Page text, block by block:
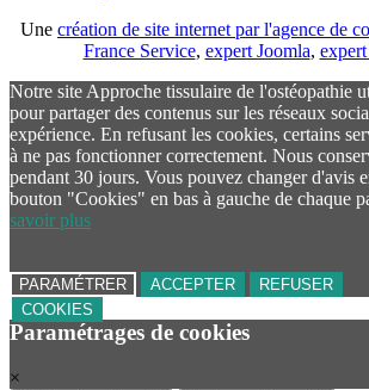
Une création de site internet par l'agence de
France Service, expert Joomla,
Notre site Approche tissulaire de l'ostéopathie
pour partager des contenus sur les réseaux
expérience. En refusant les cookies, certains
à ne pas fonctionner correctement. Nous
pendant 30 jours. Vous pouvez changer d'avis
bouton "Cookies" en bas à gauche de chaque
savoir plus
PARAMÉTRER ACCEPTER
REFUSER
COOKIES
Paramétrages de cookies
×